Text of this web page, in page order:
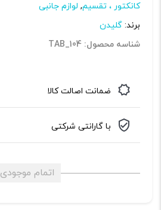
کانکتور ، تقسیم, لوازم جانبی
برند: گلیدن
شناسه محصول: TAB_104
ضمانت اصالت کالا
با گارانتی شرکتی
اتمام موجودی